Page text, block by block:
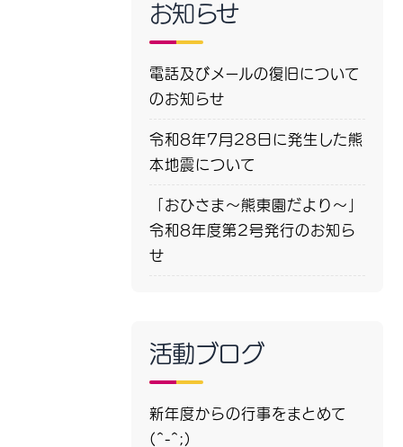
お知らせ
電話及びメールの復旧について
のお知らせ
令和8年7月28日に発生した熊
本地震について
「おひさま～熊東園だより～」
令和8年度第2号発行のお知ら
せ
活動ブログ
新年度からの行事をまとめて
(^-^;)